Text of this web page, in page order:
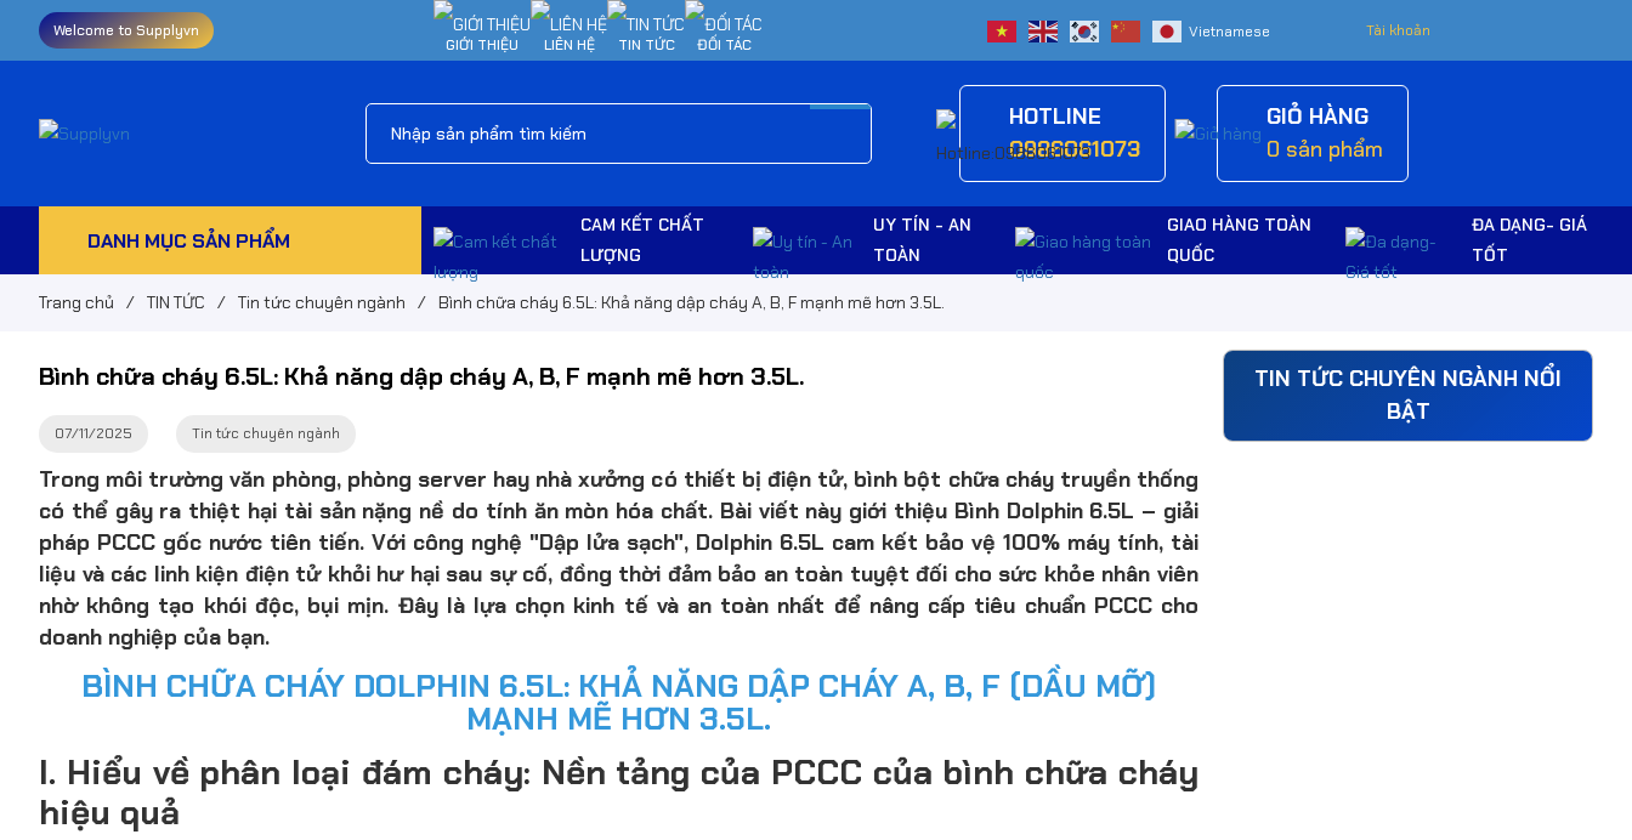
Welcome to Supplyvn
GIỚI THIỆU LIÊN HỆ TIN TỨC ĐỐI TÁC
Tài khoản
HOTLINE
0986061073
GIỎ HÀNG
0 sản phẩm
DANH MỤC SẢN PHẨM
CAM KẾT CHẤT
LƯỢNG
UY TÍN - AN
TOÀN
GIAO HÀNG TOÀN
QUỐC
ĐA DẠNG- GIÁ
TỐT
Trang chủ / TIN TỨC / Tin tức chuyên ngành / Bình chữa cháy 6.5L: Khả năng dập cháy A, B, F mạnh mẽ hơn 3.5L.
Bình chữa cháy 6.5L: Khả năng dập cháy A, B, F mạnh mẽ hơn 3.5L.
07/11/2025 Tin tức chuyên ngành
Trong môi trường văn phòng, phòng server hay nhà xưởng có thiết bị điện tử, bình bột chữa cháy truyền thống
có thể gây ra thiệt hại tài sản nặng nề do tính ăn mòn hóa chất. Bài viết này giới thiệu Bình Dolphin 6.5L – giải
pháp PCCC gốc nước tiên tiến. Với công nghệ "Dập lửa sạch", Dolphin 6.5L cam kết bảo vệ 100% máy tính, tài
liệu và các linh kiện điện tử khỏi hư hại sau sự cố, đồng thời đảm bảo an toàn tuyệt đối cho sức khỏe nhân viên
nhờ không tạo khói độc, bụi mịn. Đây là lựa chọn kinh tế và an toàn nhất để nâng cấp tiêu chuẩn PCCC cho
doanh nghiệp của bạn.
BÌNH CHỮA CHÁY DOLPHIN 6.5L: KHẢ NĂNG DẬP CHÁY A, B, F (DẦU MỠ)
MẠNH MẼ HƠN 3.5L.
I. Hiểu về phân loại đám cháy: Nền tảng của PCCC của bình chữa cháy
hiệu quả
TIN TỨC CHUYÊN NGÀNH NỔI
BẬT